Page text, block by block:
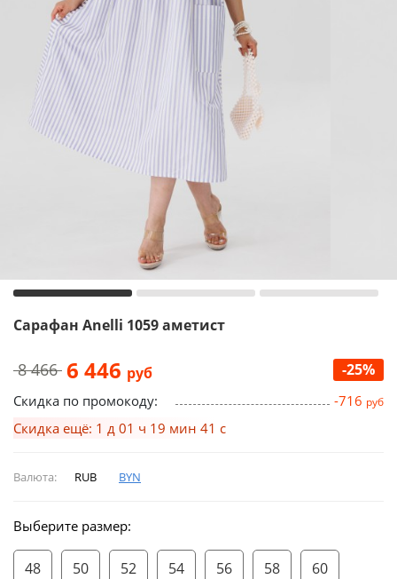
Сарафан Anelli 1059 аметист
8 466 6 446 руб -25%
Скидка по промокоду: -716 руб
Скидка ещё: 1 д 01 ч 19 мин 40 с
Валюта: RUB BYN
Выберите размер:
48 50 52 54 56 58 60